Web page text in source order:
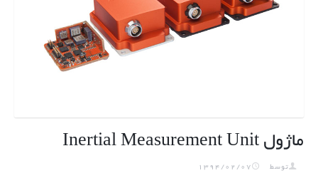
ماژول Inertial Measurement Unit
توسط
1394/02/07